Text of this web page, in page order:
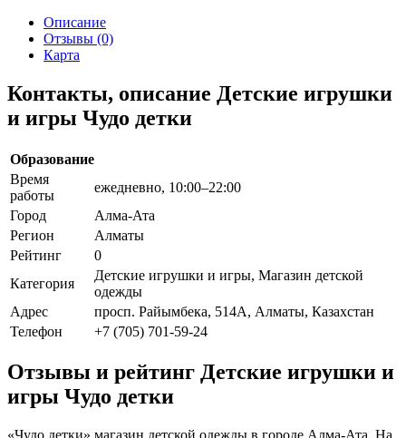
Описание
Отзывы (0)
Карта
Контакты, описание Детские игрушки
и игры Чудо детки
Образование
Время
работы
ежедневно, 10:00–22:00
Город
Алма-Ата
Регион
Алматы
Рейтинг
0
Категория
Детские игрушки и игры, Магазин детской
одежды
Адрес
просп. Райымбека, 514А, Алматы, Казахстан
Телефон
+7 (705) 701-59-24
Отзывы и рейтинг Детские игрушки и
игры Чудо детки